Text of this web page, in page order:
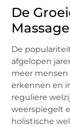
De
De
afgelopen
meer
erkennen en
reguliere
weerspiegelt
holistische